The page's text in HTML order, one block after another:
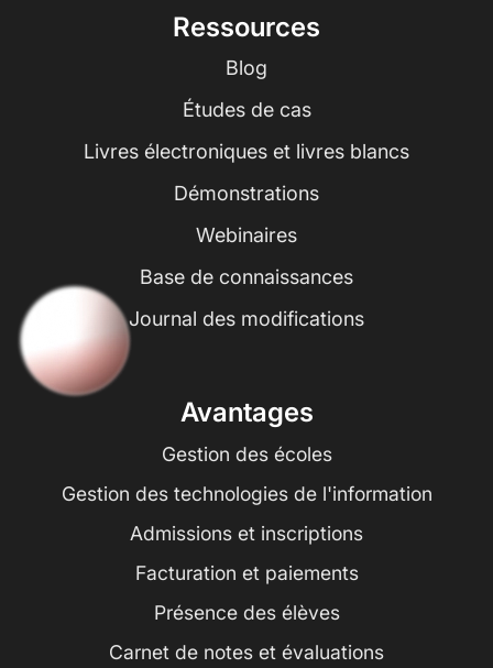
Ressources
Blog
Études de cas
Livres électroniques et livres blancs
Démonstrations
Webinaires
Base de connaissances
Journal des modifications
Avantages
Gestion des écoles
Gestion des technologies de l'information
Admissions et inscriptions
Facturation et paiements
Présence des élèves
Carnet de notes et évaluations